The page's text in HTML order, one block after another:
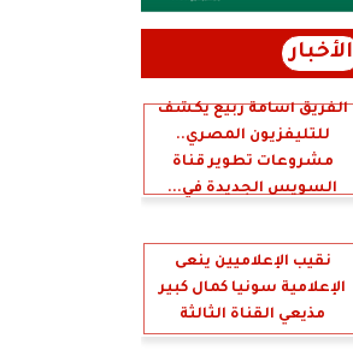
الأخبار
الفريق أسامة ربيع يكشف
للتليفزيون المصري..
مشروعات تطوير قناة
السويس الجديدة في...
نقيب الإعلاميين ينعى
الإعلامية سونيا كمال كبير
مذيعي القناة الثالثة